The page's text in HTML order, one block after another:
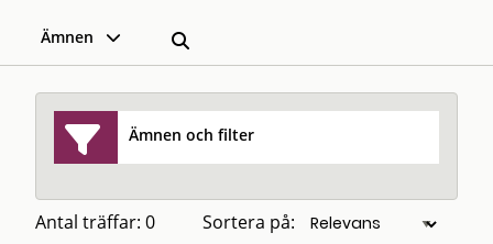
Ämnen
Ämnen och filter
Antal träffar: 0 Sortera på: